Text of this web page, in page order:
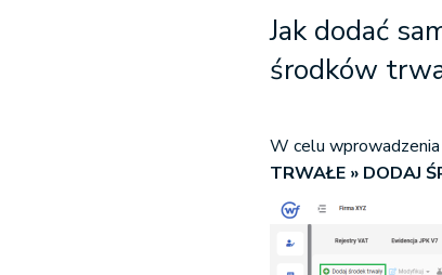
Jak dodać
środków
W celu wprowadzenia
TRWAŁE » DODAJ